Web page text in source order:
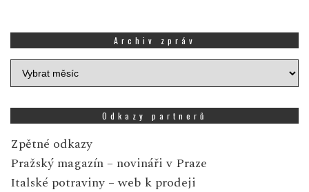
Archiv zpráv
Archiv
zpráv
Odkazy partnerů
Zpětné odkazy
Pražský magazín – novináři v Praze
Italské potraviny – web k prodeji